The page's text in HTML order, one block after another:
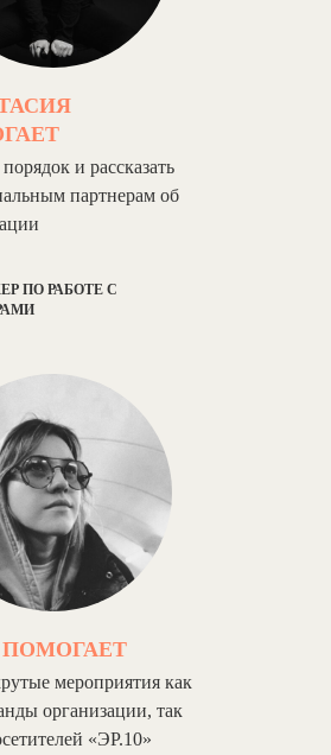
и рассказать
партнерам об
ПО РАБОТЕ С
мероприятия как
организации, так
«ЭР.10»